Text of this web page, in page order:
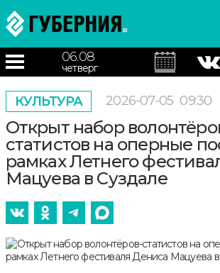
06.08
четверг
КУЛЬТУРА 2026-07-05 09:30
Открыт набор
статистов на оперные
рамках Летнего
Мацуева в Суздале